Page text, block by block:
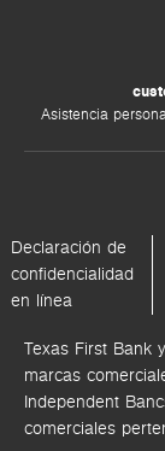
Asistencia
Declaración de
confidencialidad
en línea
Texas First Bank
marcas
Independent
comerciales